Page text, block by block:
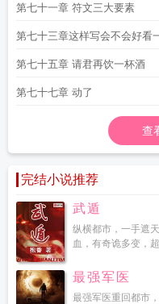
第七十一章 符文三大要素
第七十三章这样写会不会好看
第七十五章 请君再饮一杯酒
第七十七章 动了
查
完结小说推荐
武遁
纵横都市，一手遮
血，有奇诡多变，
最强军医
最强军医重回都市